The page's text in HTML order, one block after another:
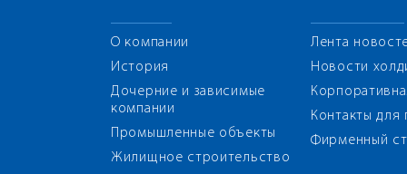
О компании
История
Дочерние и зависимые
компании
Промышленные объекты
Жилищное строительство
Лента
Новости
Контакты для
Фирменный